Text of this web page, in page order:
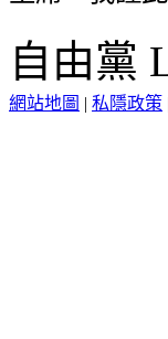
自由黨
網站地圖 | 私隱政策